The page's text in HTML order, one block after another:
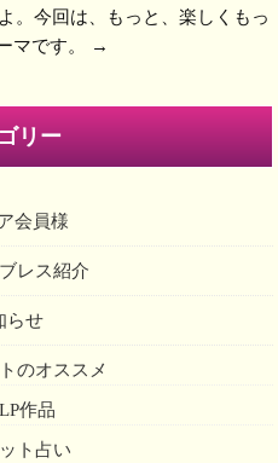
今回は、もっと、楽しくもっ
です。
→
リー
会員様
レス紹介
らせ
のオススメ
作品
ト占い